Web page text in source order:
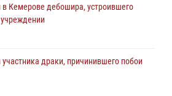
Кемерове дебошира, устроившего
драки, причинившего побои